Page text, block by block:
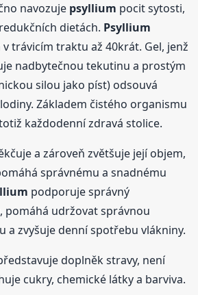
navozuje psyllium pocit sytosti,
dietách. Psyllium
trávicím traktu až 40krát. Gel, jenž
nadbytečnou tekutinu a prostým
silou jako píst) odsouvá
Základem čistého organismu
každodenní zdravá stolice.
a zároveň zvětšuje její objem,
správnému a snadnému
podporuje správný
pomáhá udržovat správnou
a zvyšuje denní spotřebu vlákniny.
doplněk stravy, není
cukry, chemické látky a barviva.